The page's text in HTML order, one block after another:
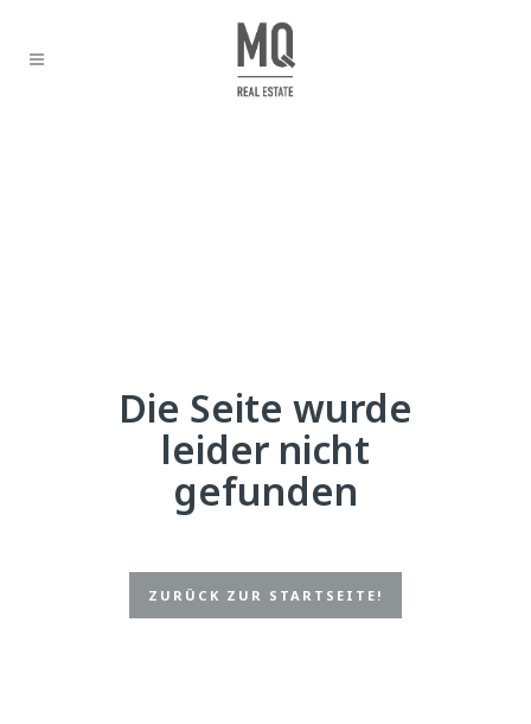
Die Seite wurde
leider nicht
gefunden
ZURÜCK ZUR STARTSEITE!